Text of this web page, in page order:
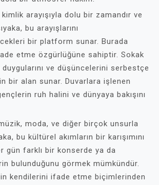
arayışıyla dolu bir zamandır ve
bu arayışlarını
bir platform sunar. Burada
etme özgürlüğüne sahiptir. Sokak
ve düşüncelerini serbestçe
bir alan sunar. Duvarlara işlenen
ruh halini ve dünyaya bakışını
moda, ve diğer birçok unsurla
bu kültürel akımların bir karışımını
gün farklı bir konserde ya da
bulunduğunu görmek mümkündür.
kendilerini ifade etme biçimlerinden